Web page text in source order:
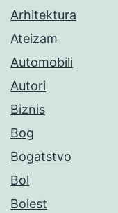
Arhitektura
Ateizam
Automobili
Autori
Biznis
Bog
Bogatstvo
Bol
Bolest